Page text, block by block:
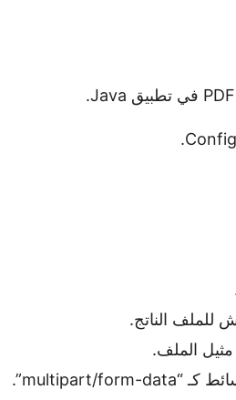
للملف الناتج.